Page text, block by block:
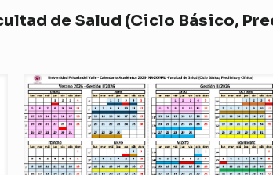
de Salud (Ciclo Básico,